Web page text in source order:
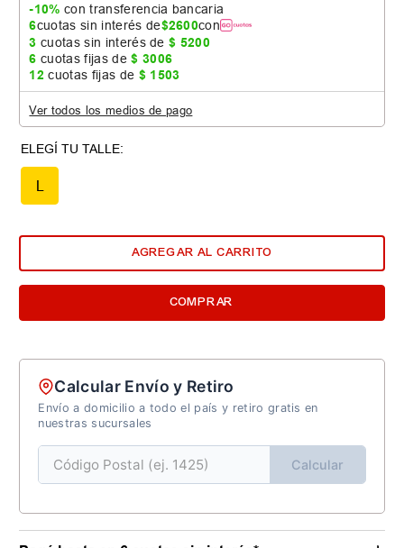
-10% con transferencia bancaria
6cuotas sin interés de$2600con
3 cuotas sin interés de$ 5200
6 cuotas fijas de$ 3006
12 cuotas fijas de $ 1503
Ver todos los medios de pago
L
AGREGAR AL CARRITO
COMPRAR
Calcular Envío y Retiro
Envío a domicilio a todo el país y retiro gratis en
nuestras sucursales
Calcular